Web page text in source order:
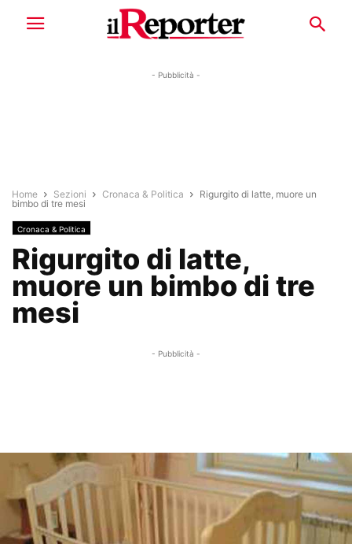
- Pubblicità -
Home Sezioni Cronaca & Politica
Rigurgito di latte, muore un
bimbo di tre mesi
Cronaca & Politica
Rigurgito di latte,
muore un bimbo di tre
mesi
- Pubblicità -